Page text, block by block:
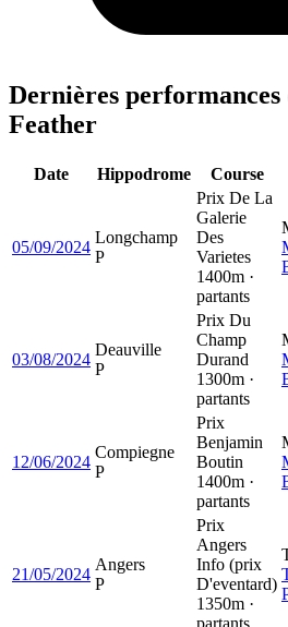
Dernières performances
Feather
Date Hippodrome Course
05/09/2024
Longchamp
P
Prix De La
Galerie
Des
Varietes
1400m ·
partants
03/08/2024
Deauville
P
Prix Du
Champ
Durand
1300m ·
partants
12/06/2024
Compiegne
P
Prix
Benjamin
Boutin
1400m ·
partants
21/05/2024
Angers
P
Prix
Angers
Info (prix
D'eventard)
1350m ·
partants